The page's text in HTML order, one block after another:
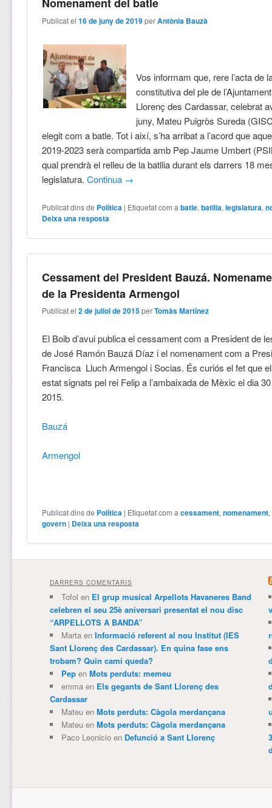
Publicat el16 de juny de 2019 perAntònia Bauzà
Vos informam que, rere l’acta de
constitutiva del ple de
Llorenç des Cardassar, celebrat
juny, Mateu Puigròs Sureda
elegit com a batle. Tot i així, s’ha arribat a l’acord que
2019-2023 serà compartida amb Pep Jaume Umbert
qual prendrà el relleu de la batllia durant els darrers 18
legislatura.Continua →
Publicat dins de Política | Etiquetat com a batle,batllia,legislatura,
Deixa una resposta
Cessament del President Bauzá.
de la Presidenta Armengol
Publicat el2 de juliol de 2015 perTomàs Martínez
El Boib d’avui publica el cessament com a President de
de José Ramón Bauzá Díaz i el nomenament com a
Francisca Lluch Armengol i Socias. És curiós el fet que
estat signats pel rei Felip a l’ambaixada de Mèxic el dia
2015.
Bauzá
Armengol
Publicat dins de Política | Etiquetat com a cessament,nomenament,
govern | Deixa una resposta
DARRERS COMENTARIS
Tofol en El grup musical Arpellots Havaneres Band
celebren el seu 25è aniversari presentat el nou disc
“ARPELLOTS A BANDA”
Martaen Informació referent al nou Institut (IES
Sant Llorenç des Cardassar). En quina fase ens
trobam? Quin camí queda?
Pepen Mots perduts: memeu
emmaen Els gegants de Sant Llorenç des
Cardassar
Mateuen Mots perduts: Càgola merdançana
Mateuen Mots perduts: Càgola merdançana
Paco Leonicioen Defunció a Sant Llorenç